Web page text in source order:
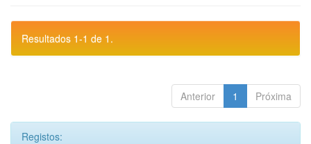
Resultados 1-1 de 1.
Anterior 1 Próxima
Registos: